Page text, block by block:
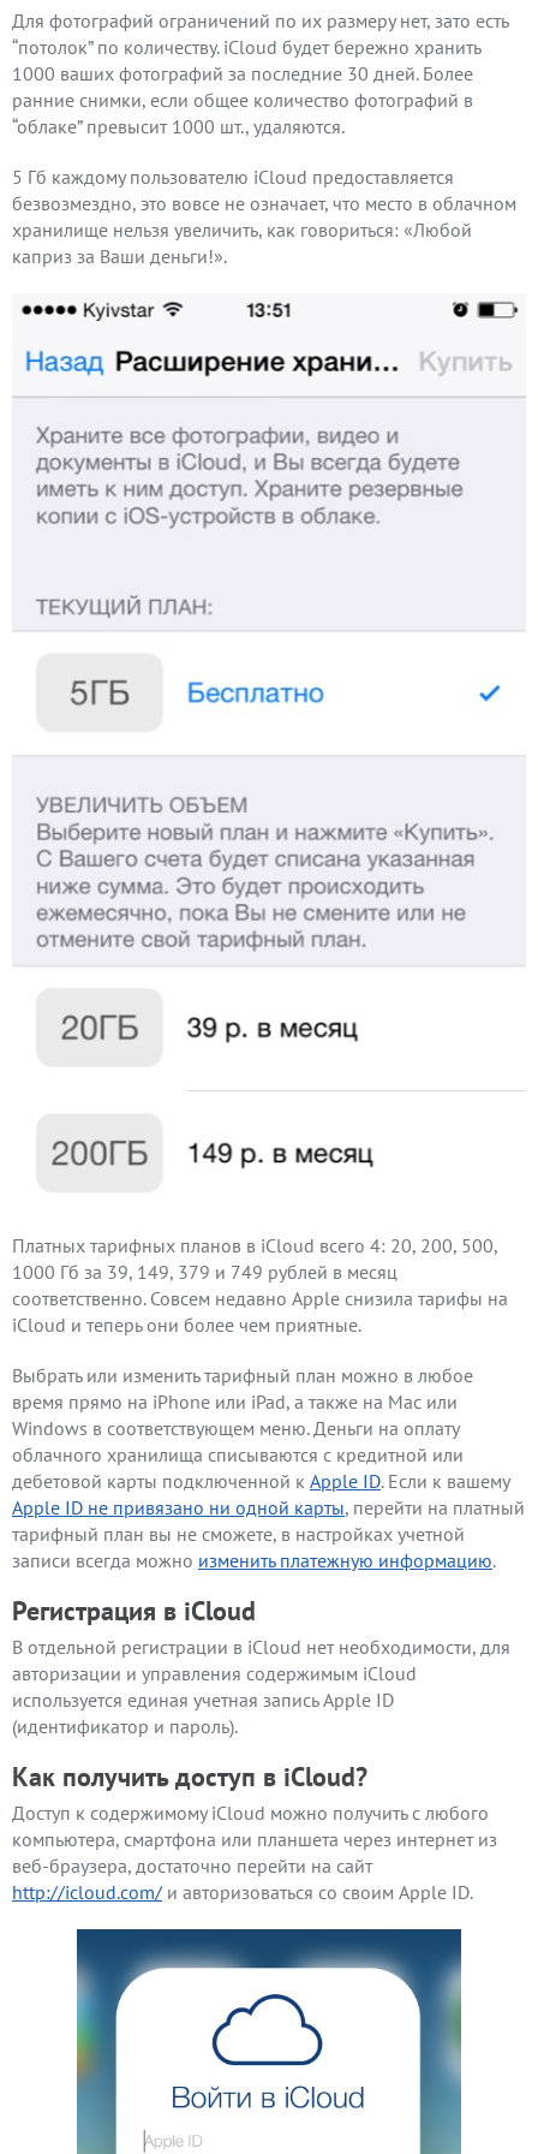
Для фотографий ограничений по их размеру нет, зато есть
“потолок” по количеству. iCloud будет бережно хранить
1000 ваших фотографий за последние 30 дней. Более
ранние снимки, если общее количество фотографий в
“облаке” превысит 1000 шт., удаляются.
5 Гб каждому пользователю iCloud предоставляется
безвозмездно, это вовсе не означает, что место в облачном
хранилище нельзя увеличить, как говориться: «Любой
каприз за Ваши деньги!».
Платных тарифных планов в iCloud всего 4: 20, 200, 500,
1000 Гб за 39, 149, 379 и 749 рублей в месяц
соответственно. Совсем недавно Apple снизила тарифы на
iCloud и теперь они более чем приятные.
Выбрать или изменить тарифный план можно в любое
время прямо на iPhone или iPad, а также на Mac или
Windows в соответствующем меню. Деньги на оплату
облачного хранилища списываются с кредитной или
дебетовой карты подключенной к Apple ID. Если к вашему
Apple ID не привязано ни одной карты, перейти на платный
тарифный план вы не сможете, в настройках учетной
записи всегда можно изменить платежную информацию.
Регистрация в iCloud
В отдельной регистрации в iCloud нет необходимости, для
авторизации и управления содержимым iCloud
используется единая учетная запись Apple ID
(идентификатор и пароль).
Как получить доступ в iCloud?
Доступ к содержимому iCloud можно получить с любого
компьютера, смартфона или планшета через интернет из
веб-браузера, достаточно перейти на сайт
http://icloud.com/ и авторизоваться со своим Apple ID.